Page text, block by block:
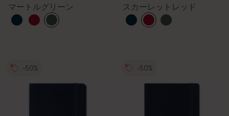
マートルグリーン スカーレットレッド
-50% -50%